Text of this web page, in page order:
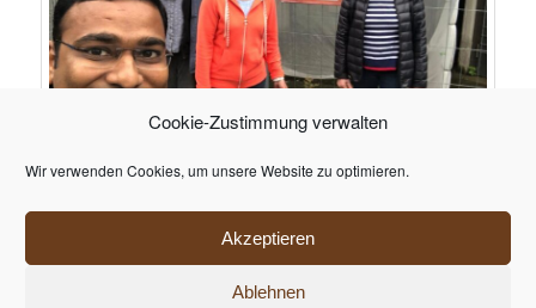
Cookie-Zustimmung verwalten
Wir verwenden Cookies, um unsere Website zu optimieren.
Akzeptieren
Ablehnen
Aufmunternde Sprüche hingen im Corona-Jahr 2020 am Bauzaun der